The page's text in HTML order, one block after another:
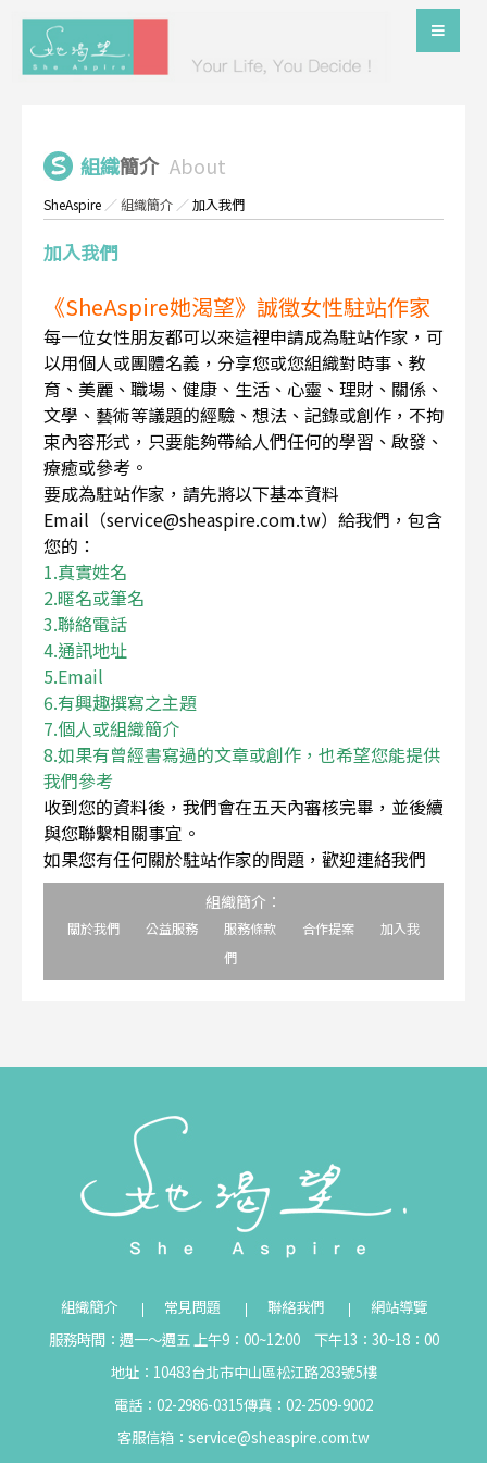
組織簡介 About
SheAspire ／組織簡介 ／加入我們
加入我們
《SheAspire她渴望》誠徵女性駐站作家
每一位女性朋友都可以來這裡申請成為駐站作家，可
以用個人或團體名義，分享您或您組織對時事、教
育、美麗、職場、健康、生活、心靈、理財、關係、
文學、藝術等議題的經驗、想法、記錄或創作，不拘
束內容形式，只要能夠帶給人們任何的學習、啟發、
療癒或參考。
要成為駐站作家，請先將以下基本資料
Email（service@sheaspire.com.tw）給我們，包含
您的：
1.真實姓名
2.暱名或筆名
3.聯絡電話
4.通訊地址
5.Email
6.有興趣撰寫之主題
7.個人或組織簡介
8.如果有曾經書寫過的文章或創作，也希望您能提供
我們參考
收到您的資料後，我們會在五天內審核完畢，並後續
與您聯繫相關事宜。
如果您有任何關於駐站作家的問題，歡迎連絡我們
組織簡介：
關於我們 公益服務 服務條款 合作提案
加入我
們
組織簡介 常見問題 聯絡我們
網站導覽
服務時間：週一～週五 上午9：00~12:00 下午13：30~18：00
地址：10483台北市中山區松江路283號5樓
電話：02-2986-0315傳真：02-2509-9002
客服信箱： service@sheaspire.com.tw